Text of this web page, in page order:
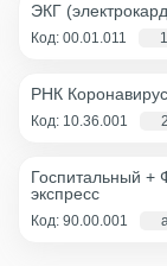
ЭКГ
Код: 00.01.011
РНК
Код: 10.36.001
Госпитальный +
экспресс
Код: 90.00.001